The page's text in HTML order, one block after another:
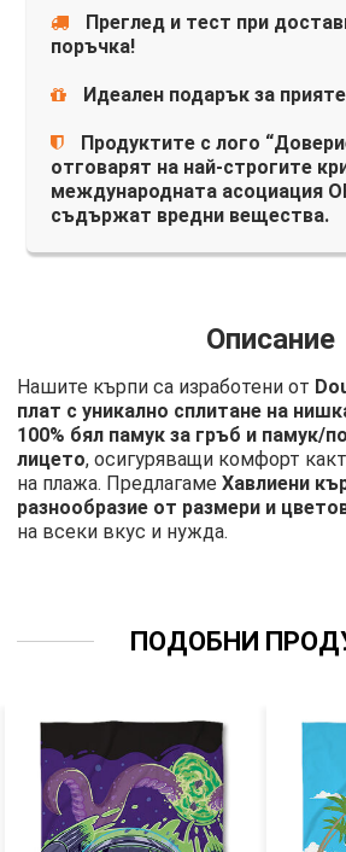
Преглед и тест при
поръчка!
Идеален подарък за
Продуктите с лого
отговарят на най-строгите
международната асоциация
съдържат вредни вещества.
Описание
Нашите кърпи са изработени от
плат с уникално сплитане на
100% бял памук за гръб и памук/
лицето, осигуряващи комфорт
на плажа. ПредлагамеХавлиени
разнообразие от размери и
на всеки вкус и нужда.
ПОДОБНИ